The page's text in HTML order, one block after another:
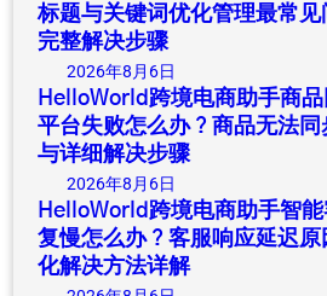
标题与关键词优化管理最常见
完整解决步骤
2026年8月6日
HelloWorld跨境电商助手商品
平台失败怎么办？商品无法同
与详细解决步骤
2026年8月6日
HelloWorld跨境电商助手智能
复慢怎么办？客服响应延迟原
化解决方法详解